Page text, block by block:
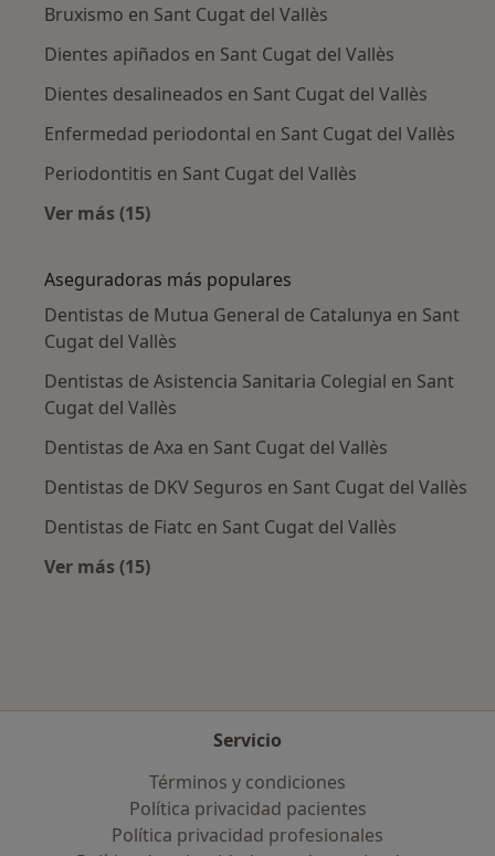
Bruxismo en Sant Cugat del Vallès
Dientes apiñados en Sant Cugat del Vallès
Dientes desalineados en Sant Cugat del Vallès
Enfermedad periodontal en Sant Cugat del Vallès
Periodontitis en Sant Cugat del Vallès
Ver más (15)
Aseguradoras más populares
Dentistas de Mutua General de Catalunya en Sant
Cugat del Vallès
Dentistas de Asistencia Sanitaria Colegial en Sant
Cugat del Vallès
Dentistas de Axa en Sant Cugat del Vallès
Dentistas de DKV Seguros en Sant Cugat del Vallès
Dentistas de Fiatc en Sant Cugat del Vallès
Ver más (15)
Servicio
Términos y condiciones
Política privacidad pacientes
Política privacidad profesionales